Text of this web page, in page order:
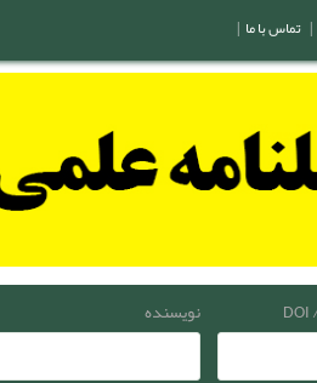
نویسنده
| تماس با ما |